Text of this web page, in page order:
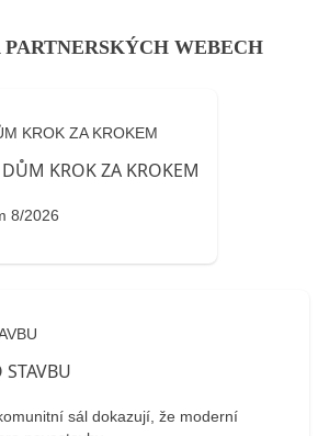
WEBECH
KROK ZA KROKEM
8/2026
sál dokazují, že moderní